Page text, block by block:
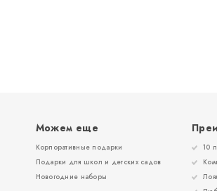
Можем еще
Корпоративные подарки
Подарки для школ и детских садов
Новогодние наборы
10